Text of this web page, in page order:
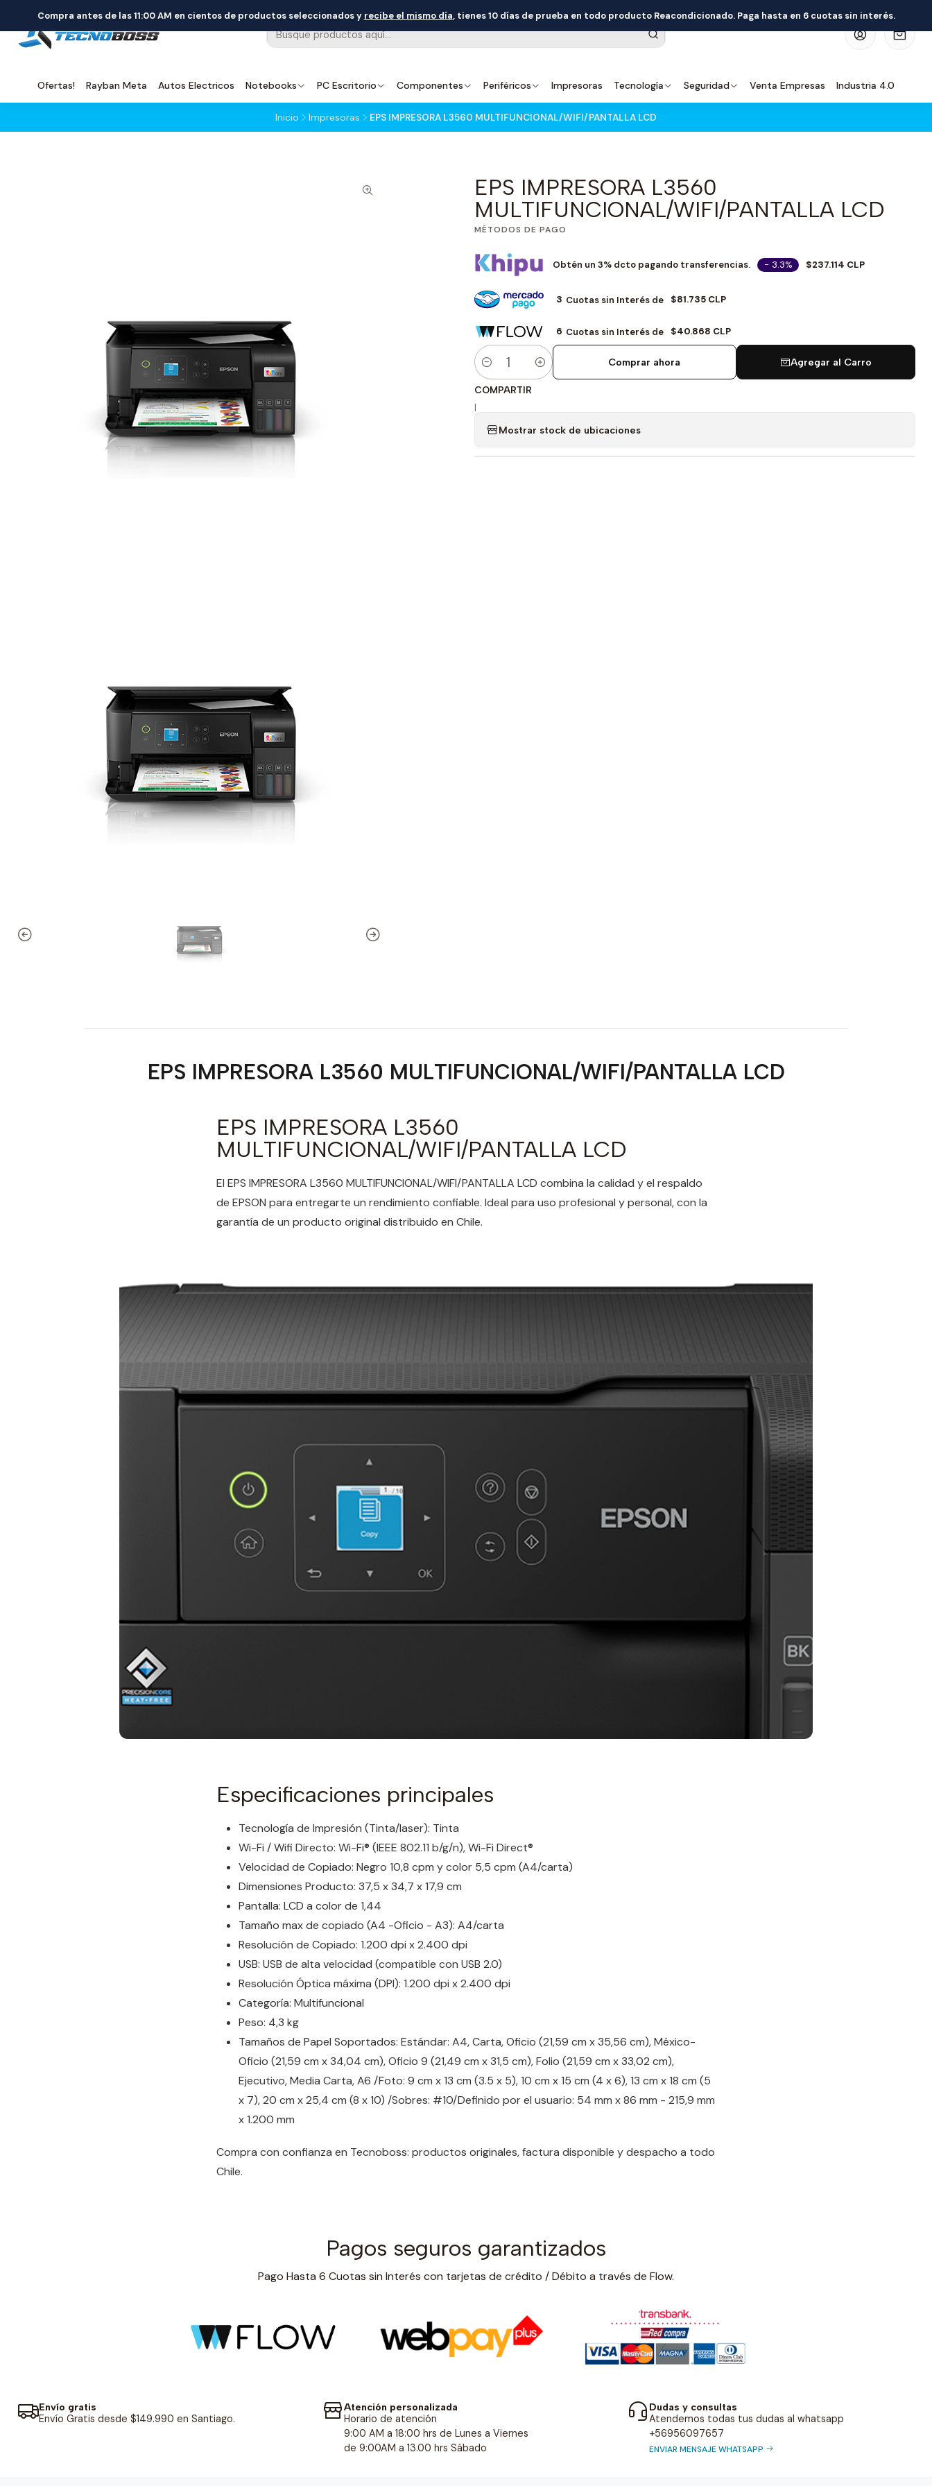
Ofertas! Rayban Meta Autos Electricos Notebooks PC Escritorio Componentes Periféricos Impresoras Tecnología Seguridad Venta Empresas Industria 4.0
Compra antes de las 11:00 AM en cientos de productos seleccionados y recibe el mismo día, tienes 10 días de prueba en todo producto Reacondicionado. Paga hasta en 6 cuotas sin interés.
Inicio Impresoras EPS IMPRESORA L3560 MULTIFUNCIONAL/WIFI/PANTALLA LCD
EPS IMPRESORA L3560
MULTIFUNCIONAL/WIFI/PANTALLA LCD
MÉTODOS DE PAGO
Obtén un 3% dcto pagando transferencias. - 3.3% $237.114 CLP
3 Cuotas sin Interés de $81.735 CLP
6 Cuotas sin Interés de $40.868 CLP
Cantidad
Agregar al Carro
Comprar ahora
COMPARTIR
|
Mostrar stock de ubicaciones
EPS IMPRESORA L3560 MULTIFUNCIONAL/WIFI/PANTALLA LCD
EPS IMPRESORA L3560
MULTIFUNCIONAL/WIFI/PANTALLA LCD
El EPS IMPRESORA L3560 MULTIFUNCIONAL/WIFI/PANTALLA LCD combina la calidad y el respaldo
de EPSON para entregarte un rendimiento confiable. Ideal para uso profesional y personal, con la
garantía de un producto original distribuido en Chile.
Especificaciones principales
Tecnología de Impresión (Tinta/laser): Tinta
Wi-Fi / Wifi Directo: Wi-Fi® (IEEE 802.11 b/g/n), Wi-Fi Direct®
Velocidad de Copiado: Negro 10,8 cpm y color 5,5 cpm (A4/carta)
Dimensiones Producto: 37,5 x 34,7 x 17,9 cm
Pantalla: LCD a color de 1,44
Tamaño max de copiado (A4 -Oficio - A3): A4/carta
Resolución de Copiado: 1.200 dpi x 2.400 dpi
USB: USB de alta velocidad (compatible con USB 2.0)
Resolución Óptica máxima (DPI): 1.200 dpi x 2.400 dpi
Categoría: Multifuncional
Peso: 4,3 kg
Tamaños de Papel Soportados: Estándar: A4, Carta, Oficio (21,59 cm x 35,56 cm), México-
Oficio (21,59 cm x 34,04 cm), Oficio 9 (21,49 cm x 31,5 cm), Folio (21,59 cm x 33,02 cm),
Ejecutivo, Media Carta, A6 /Foto: 9 cm x 13 cm (3.5 x 5), 10 cm x 15 cm (4 x 6), 13 cm x 18 cm (5
x 7), 20 cm x 25,4 cm (8 x 10) /Sobres: #10/Definido por el usuario: 54 mm x 86 mm - 215,9 mm
x 1.200 mm
Compra con confianza en Tecnoboss: productos originales, factura disponible y despacho a todo
Chile.
Pagos seguros garantizados
Pago Hasta 6 Cuotas sin Interés con tarjetas de crédito / Débito a través de Flow.
Envío gratis
Envío Gratis desde $149.990 en Santiago.
Atención personalizada
Horario de atención
9:00 AM a 18:00 hrs de Lunes a Viernes
de 9:00AM a 13.00 hrs Sábado
Dudas y consultas
Atendemos todas tus dudas al whatsapp
+56956097657
ENVIAR MENSAJE WHATSAPP